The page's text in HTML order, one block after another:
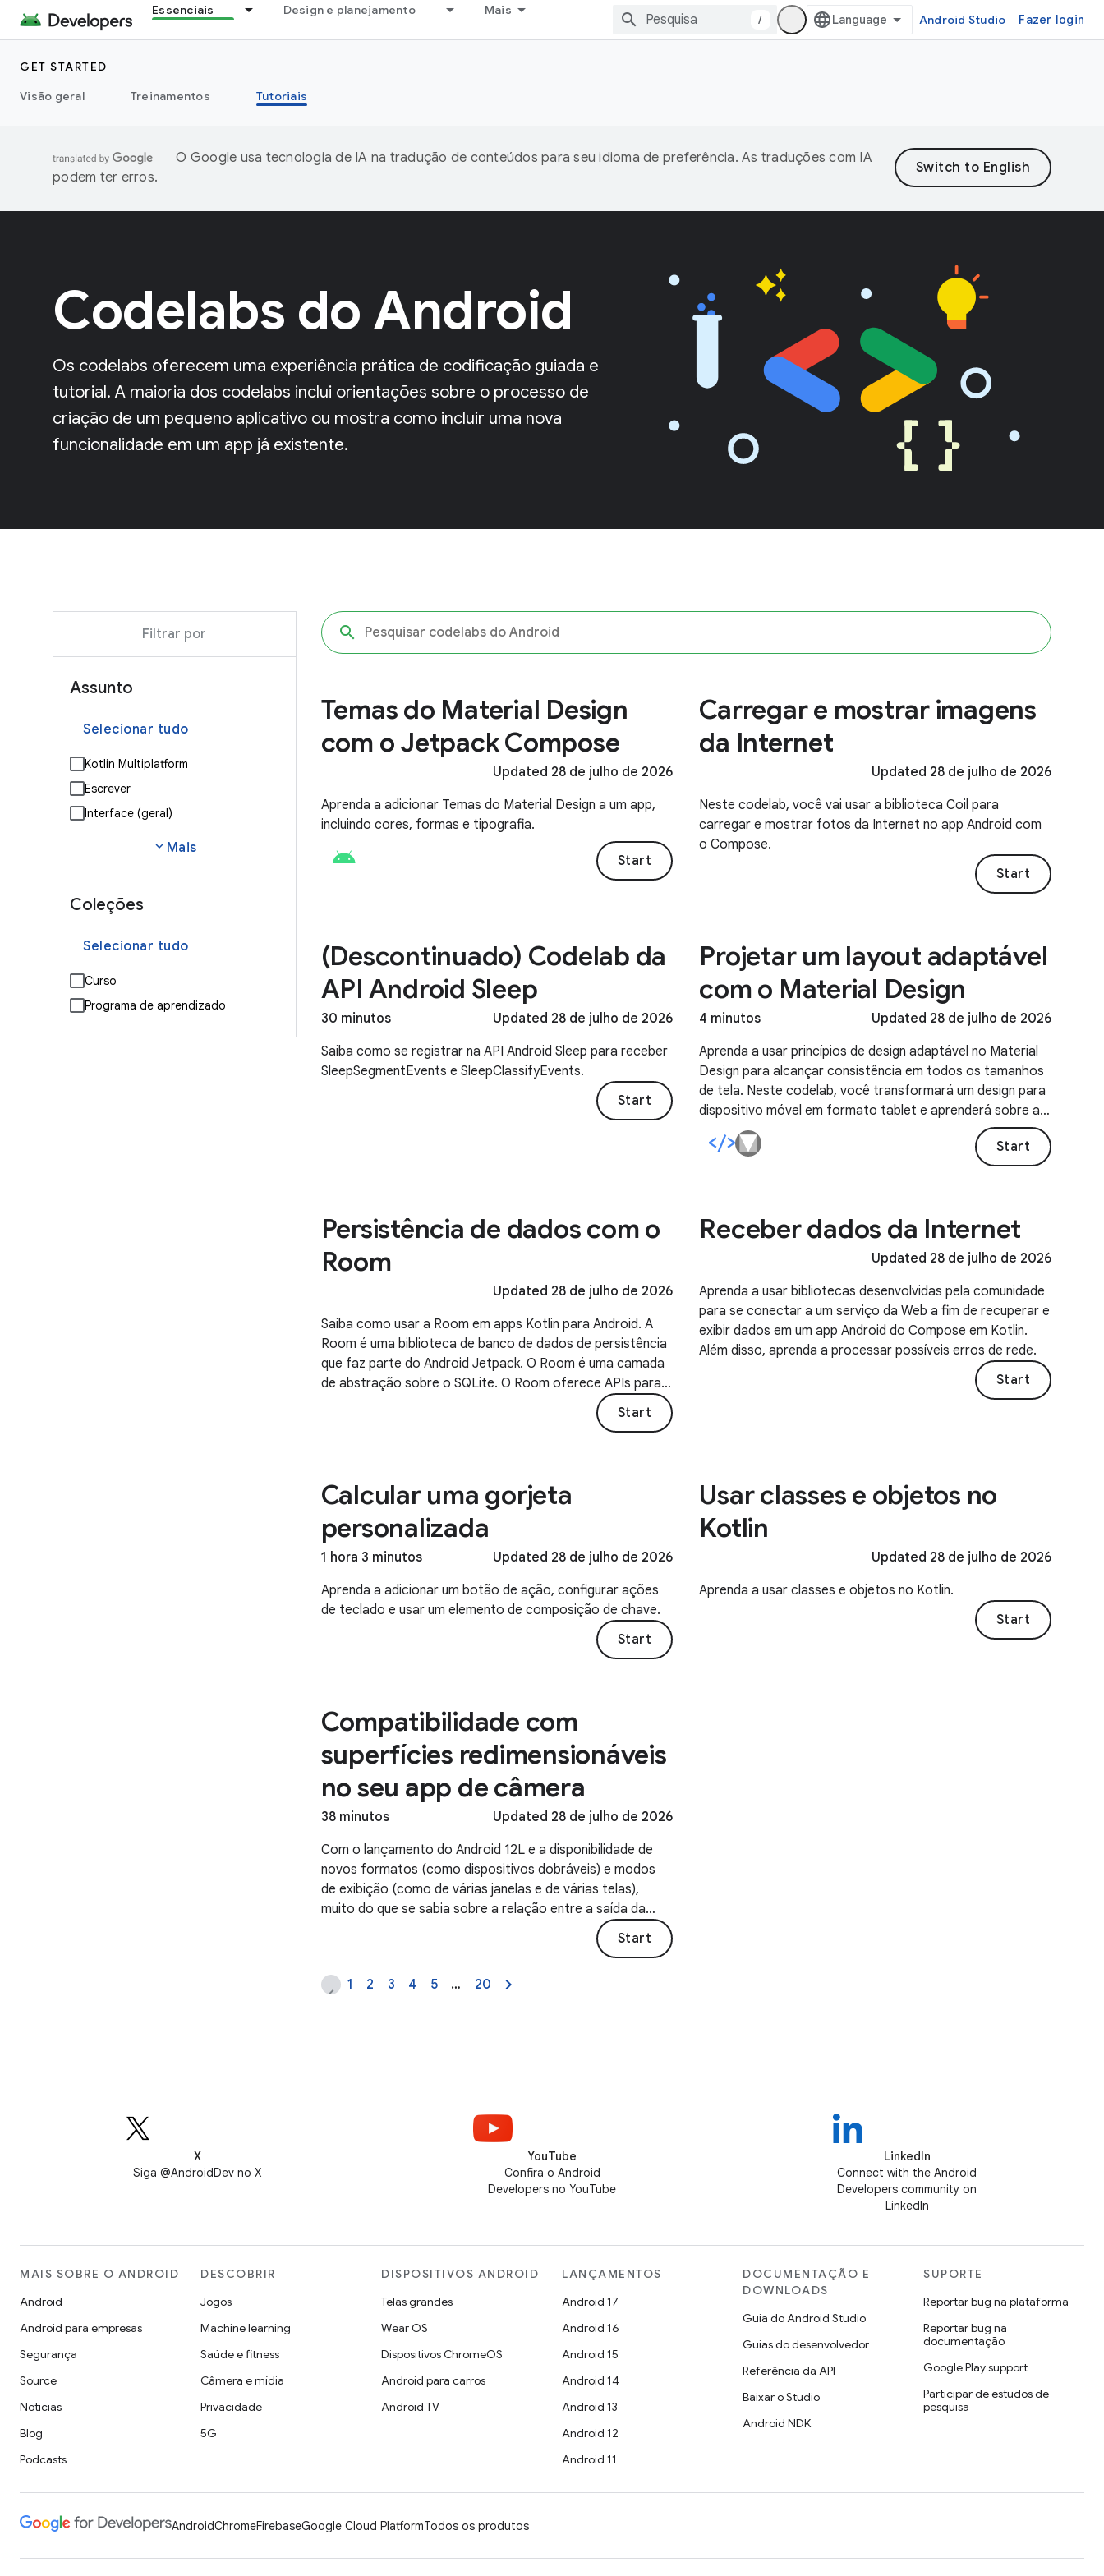
Essenciais Design e planejamento Mais
/ Android Studio Fazer login
GET STARTED
Visão geral
Treinamentos Tutoriais
O Google usa tecnologia de IA na tradução de conteúdos para seu idioma de preferência. As traduções com IA
podem ter erros.
Codelabs do Android
Os codelabs oferecem uma experiência prática de codificação guiada e
tutorial. A maioria dos codelabs inclui orientações sobre o processo de
criação de um pequeno aplicativo ou mostra como incluir uma nova
funcionalidade em um app já existente.
Filtrar por
Assunto
Selecionar tudo
Kotlin Multiplatform
Escrever
Interface (geral)
expand_more Mais
Coleções
Selecionar tudo
Curso
Programa de aprendizado
Temas do Material Design
com o Jetpack Compose
Updated 28 de julho de 2026
Aprenda a adicionar Temas do Material Design a um app,
incluindo cores, formas e tipografia.
Start
Carregar e mostrar imagens
da Internet
Updated 28 de julho de 2026
Neste codelab, você vai usar a biblioteca Coil para
carregar e mostrar fotos da Internet no app Android com
o Compose.
Start
(Descontinuado) Codelab da
API Android Sleep
30 minutos
Updated 28 de julho de 2026
Saiba como se registrar na API Android Sleep para receber
SleepSegmentEvents e SleepClassifyEvents.
Start
Projetar um layout adaptável
com o Material Design
4 minutos
Updated 28 de julho de 2026
Aprenda a usar princípios de design adaptável no Material
Design para alcançar consistência em todos os tamanhos
de tela. Neste codelab, você transformará um design para
dispositivo móvel em formato tablet e aprenderá sobre a
grade responsiva, os padrões de composição adaptáveis e
os componentes corretos.
Start
Persistência de dados com o
Room
Updated 28 de julho de 2026
Saiba como usar a Room em apps Kotlin para Android. A
Room é uma biblioteca de banco de dados de persistência
que faz parte do Android Jetpack. O Room é uma camada
de abstração sobre o SQLite. O Room oferece APIs para
criar, configurar e consultar um banco de dados.
Start
Receber dados da Internet
Updated 28 de julho de 2026
Aprenda a usar bibliotecas desenvolvidas pela comunidade
para se conectar a um serviço da Web a fim de recuperar e
exibir dados em um app Android do Compose em Kotlin.
Além disso, aprenda a processar possíveis erros de rede.
Start
Calcular uma gorjeta
personalizada
1 hora 3 minutos
Updated 28 de julho de 2026
Aprenda a adicionar um botão de ação, configurar ações
de teclado e usar um elemento de composição de chave.
Start
Usar classes e objetos no
Kotlin
Updated 28 de julho de 2026
Aprenda a usar classes e objetos no Kotlin.
Start
Compatibilidade com
superfícies redimensionáveis
no seu app de câmera
38 minutos
Updated 28 de julho de 2026
Com o lançamento do Android 12L e a disponibilidade de
novos formatos (como dispositivos dobráveis) e modos
de exibição (como de várias janelas e de várias telas),
muito do que se sabia sobre a relação entre a saída da
Start
1 2 3 4 5 … 20
X
Siga @AndroidDev no X
YouTube
Confira o Android
Developers no YouTube
LinkedIn
Connect with the Android
Developers community on
LinkedIn
MAIS SOBRE O ANDROID
Android
Android para empresas
Segurança
Source
Notícias
Blog
Podcasts
DESCOBRIR
Jogos
Machine learning
Saúde e fitness
Câmera e mídia
Privacidade
5G
DISPOSITIVOS ANDROID
Telas grandes
Wear OS
Dispositivos ChromeOS
Android para carros
Android TV
LANÇAMENTOS
Android 17
Android 16
Android 15
Android 14
Android 13
Android 12
Android 11
DOCUMENTAÇÃO E
DOWNLOADS
Guia do Android Studio
Guias do desenvolvedor
Referência da API
Baixar o Studio
Android NDK
SUPORTE
Reportar bug na plataforma
Reportar bug na
documentação
Google Play support
Participar de estudos de
pesquisa
AndroidChromeFirebaseGoogle Cloud PlatformTodos os produtos